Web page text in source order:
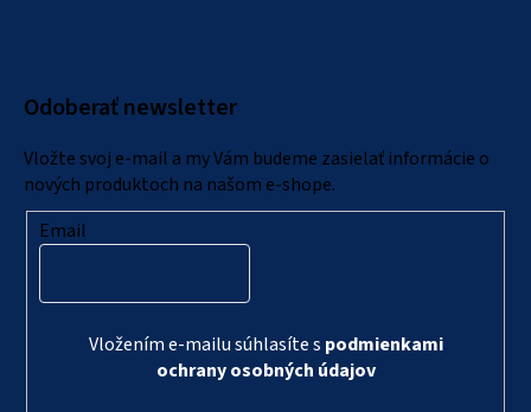
Odoberať newsletter
Vložte svoj e-mail a my Vám budeme zasielať informácie o
nových produktoch na našom e-shope.
Email
Vložením e-mailu súhlasíte s podmienkami
ochrany osobných údajov